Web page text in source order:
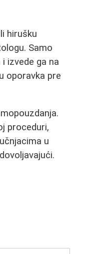
hirušku
Samo
izvede ga na
oporavka pre
proceduri,
u